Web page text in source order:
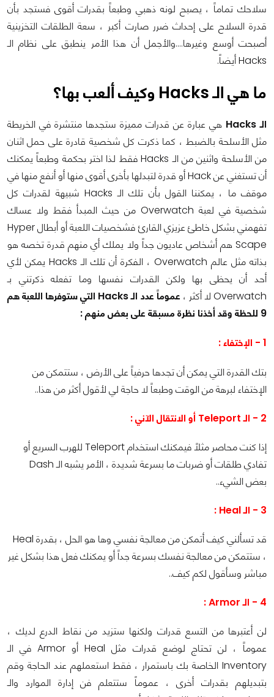
سلاحك تماماً ، يصبح لونه ذهبي وطبعاً بقدرات أقوى فستجد بأن
قدرة السلاح على إحداث ضرر صارت أكبر ، سعة الطلقات التخزينية
أصبحت أوسع وغيرها….والأجمل أن هذا الأمر ينطبق على نظام الـ
Hacks أيضاً.
ما هي الـ Hacks وكيف ألعب بها؟
الـ Hacks
هي عبارة عن قدرات مميزة ستجدها منتشرة في الخريطة
مثل الأسلحة بالضبط ، كما ذكرت كل شخصية قادرة على حمل اثنان
من الأسلحة واثنين من الـ Hacks فقط لذا اختر بحكمة وطبعاً يمكنك
أن تستغني عن Hack أو قدرة لتبدلها بأخرى أقوى منها أو أنفع منها في
موقف ما ، يمكننا القول بأن تلك الـ Hacks شبيهة لقدرات كل
شخصية في لعبة Overwatch من حيث المبدأ فقط ولا عساك
تفهمني بشكل خاطئ عزيزي القارئ فشخصيات اللعبة أو أبطال Hyper
Scape هم أشخاص عاديون جداً ولا يملك أي منهم قدرة تخصه هو
بذاته مثل عالم Overwatch ، الفكرة أن تلك الـ Hacks يمكن لأي
أحد أن يحظى بها ولكن القدرات نفسها وما تفعله ذكرتني بـ
Overwatch لا أكثر ،
عموماً عدد الـ Hacks التي ستوفرها اللعبة هم
9 للحظة وقد أخذنا نظرة مسبقة على بعض منهم :
1 - الإختفاء :
بتك القدرة التي يمكن أن تجدها حرفياً على الأرض ، ستتمكن من
الإختفاء لبرهة من الوقت وطبعاً لا حاجة لي لأقول أكثر من هذا..
2 - الـ Teleport أو الانتقال الآني :
إذا كنت محاصر مثلاً فيمكنك استخدام Teleport للهرب السريع أو
تفادي طلقات أو ضربات ما بسرعة شديدة ، الأمر يشبه الـ Dash
بعض الشيء..
3 - الـ Heal :
قد تسألني كيف أتمكن من معالجة نفسي وها هو الحل ، بقدرة Heal
، ستتمكن من معالجة نفسك بسرعة جداً أو يمكنك فعل هذا بشكل غير
مباشر وسأقول لكم كيف..
4 - الـ Armor :
لن أعتبرها من التسع قدرات ولكنها ستزيد من نقاط الدرع لديك ،
عموماً ، لن تحتاج لوضع قدرات مثل Heal أو Armor في الـ
Inventory الخاصة بك باستمرار ، فقط استعملهم عند الحاجة وقم
بتبديلهم بقدرات أخرى ، عموماً ستتعلم فن إدارة الموارد والـ